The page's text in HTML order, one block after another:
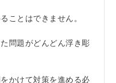
ことはできません。
問題がどんどん浮き彫
かけて対策を進める必